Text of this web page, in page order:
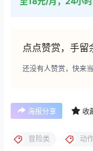
点点赞赏，手留
还没有人赞赏，快来
海报分享 收
冒险类 动